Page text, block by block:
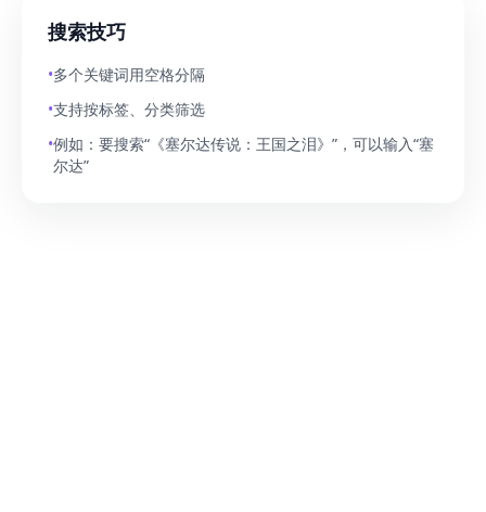
搜索技巧
•多个关键词用空格分隔
•支持按标签、分类筛选
•例如：要搜索“《塞尔达传说：王国之泪》”，可以输入“塞
尔达”